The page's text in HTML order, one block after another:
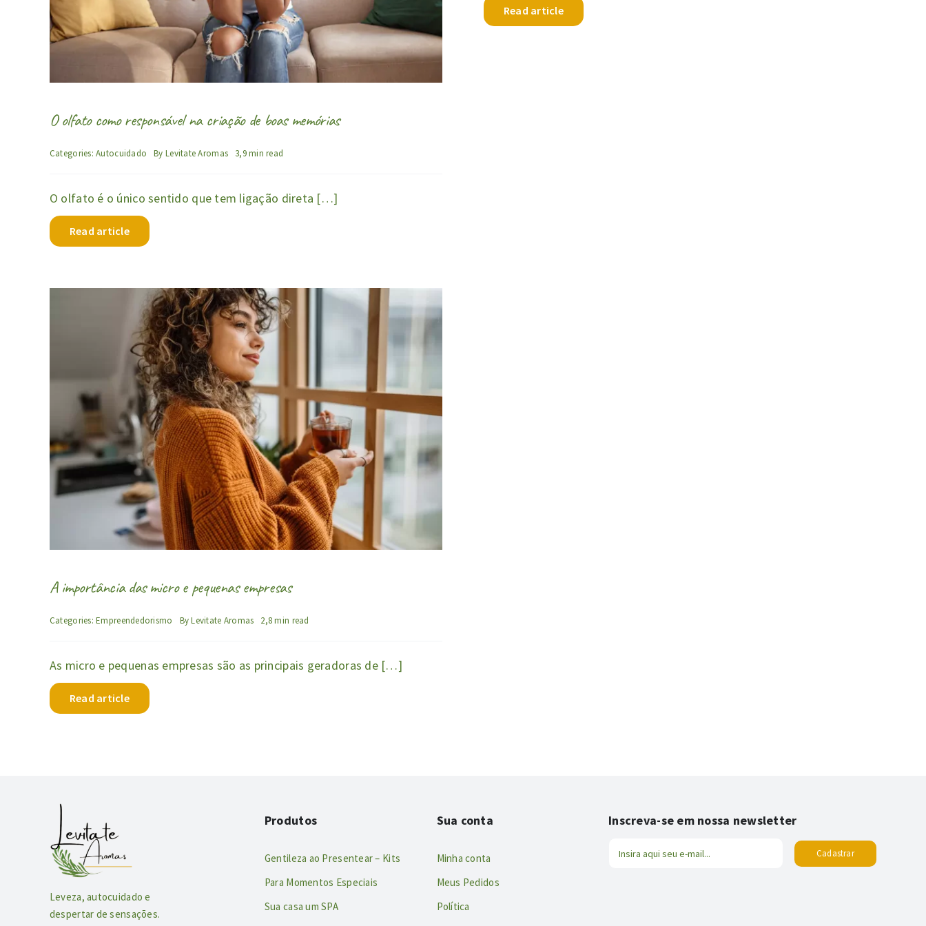
O olfato como responsável na criação de boas memórias
Categories:Autocuidado By Levitate Aromas 3,9 min read
O olfato é o único sentido que tem ligação direta […]
Read article
Read article
A importância das micro e pequenas empresas
Categories:Empreendedorismo ByLevitate Aromas 2,8 min read
As micro e pequenas empresas são as principais geradoras de […]
Read article
Leveza, autocuidado e
despertar de sensações.
Produtos
Gentileza ao Presentear – Kits
Para Momentos Especiais
Sua casa um SPA
Sua conta
Minha conta
Meus Pedidos
Política
Inscreva-se em nossa newsletter
Cadastrar